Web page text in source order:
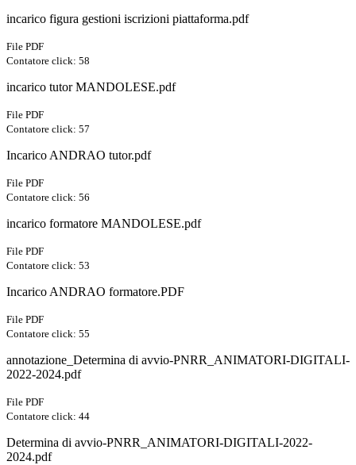
incarico figura gestioni iscrizioni piattaforma.pdf
File PDF
Contatore click: 58
incarico tutor MANDOLESE.pdf
File PDF
Contatore click: 57
Incarico ANDRAO tutor.pdf
File PDF
Contatore click: 56
incarico formatore MANDOLESE.pdf
File PDF
Contatore click: 53
Incarico ANDRAO formatore.PDF
File PDF
Contatore click: 55
annotazione_Determina di avvio-PNRR_ANIMATORI-DIGITALI-
2022-2024.pdf
File PDF
Contatore click: 44
Determina di avvio-PNRR_ANIMATORI-DIGITALI-2022-
2024.pdf